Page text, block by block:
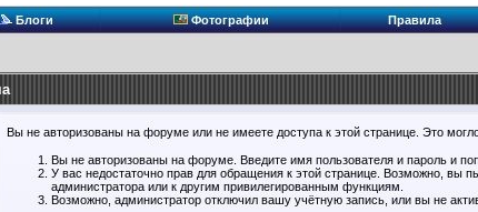
Блоги Фотографии Правила
Вы не авторизованы на форуме или не имеете доступа к этой странице. Это
Вы не авторизованы на форуме. Введите имя пользователя и пароль и
У вас недостаточно прав для обращения к этой странице. Возможно, вы
администратора или к другим привилегированным функциям.
Возможно, администратор отключил вашу учётную запись, или вы не